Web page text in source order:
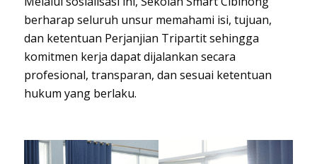
berharap seluruh unsur memahami isi, tujuan,
dan ketentuan Perjanjian Tripartit sehingga
komitmen kerja dapat dijalankan secara
profesional, transparan, dan sesuai ketentuan
hukum yang berlaku.